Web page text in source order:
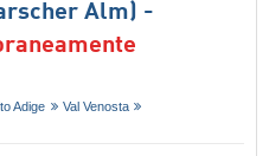
Alm) -
Adige
Val Venosta